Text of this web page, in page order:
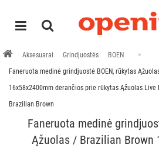
Aksesuarai Grindjuostės
BOEN
Faneruota medinė grindjuostė BOEN, rūkytas
16x58x2400mm derančios prie rūkytas Ąžuolas
Brazilian Brown
Faneruota medinė
Ąžuolas / Brazilian Brown